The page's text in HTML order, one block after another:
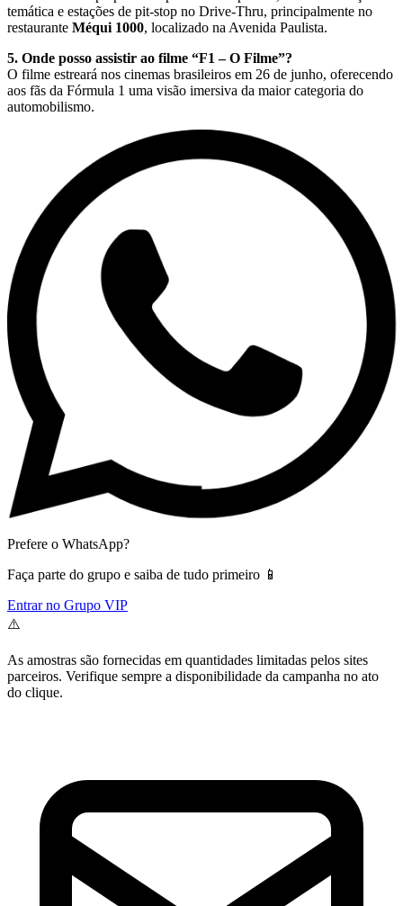
temática e estações de pit-stop no Drive-Thru, principalmente no
restaurante Méqui 1000, localizado na Avenida Paulista.
5. Onde posso assistir ao filme “F1 – O Filme”?
O filme estreará nos cinemas brasileiros em 26 de junho, oferecendo
aos fãs da Fórmula 1 uma visão imersiva da maior categoria do
automobilismo.
Prefere o WhatsApp?
Faça parte do grupo e saiba de tudo primeiro 📱
Entrar no Grupo VIP
⚠️
As amostras são fornecidas em quantidades limitadas pelos sites
parceiros. Verifique sempre a disponibilidade da campanha no ato
do clique.